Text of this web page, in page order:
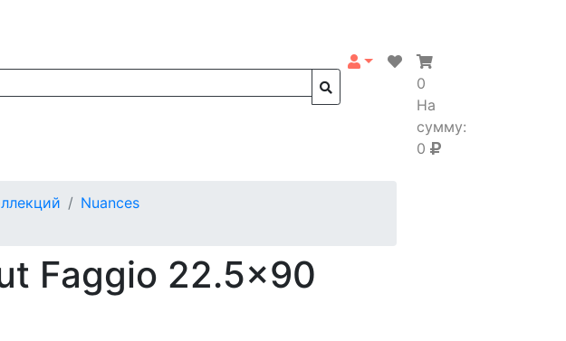
0
На
сумму:
0
Nuances
Faggio 22.5x90